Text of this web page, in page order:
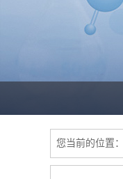
您当前的位置：